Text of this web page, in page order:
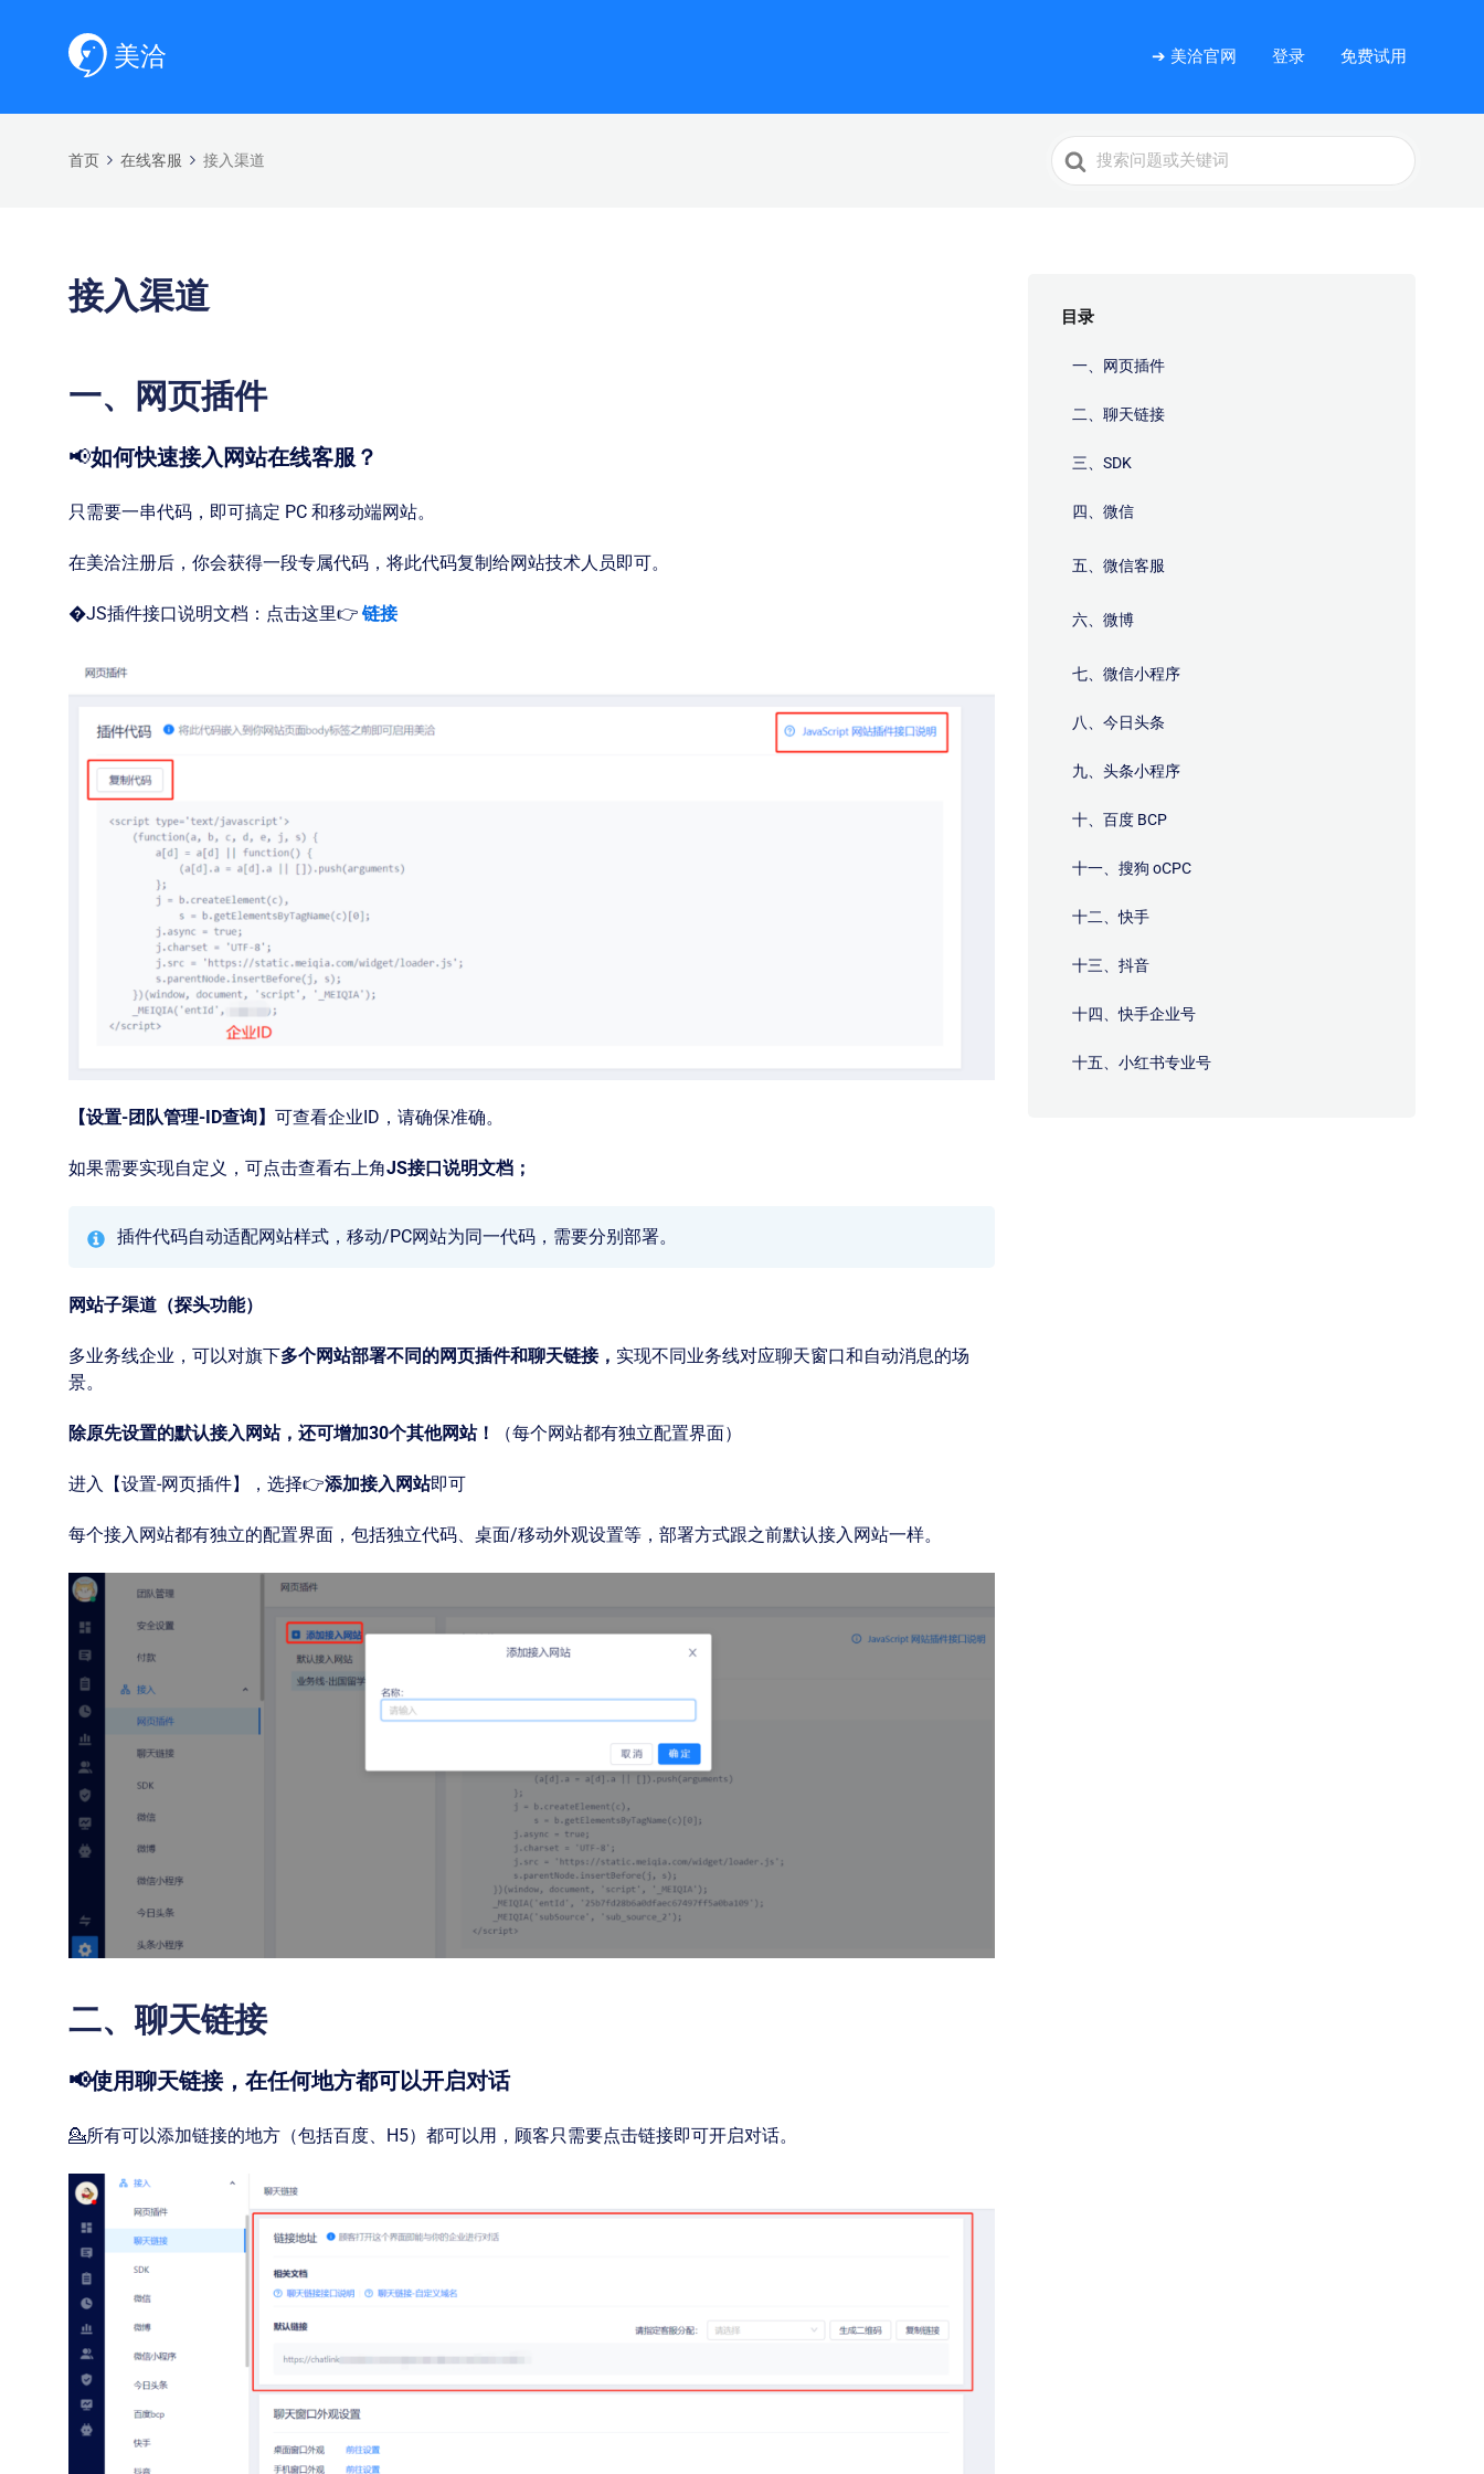
➔ 美洽官网 登录 免费试用
首页 在线客服 接入渠道
Search
For
接入渠道
一、网页插件
📢如何快速接入网站在线客服？
只需要一串代码，即可搞定 PC 和移动端网站。
在美洽注册后，你会获得一段专属代码，将此代码复制给网站技术人员即可。
�JS插件接口说明文档：点击这里👉 链接
【设置-团队管理-ID查询】 可查看企业ID，请确保准确。
如果需要实现自定义，可点击查看右上角JS接口说明文档；
插件代码自动适配网站样式，移动/PC网站为同一代码，需要分别部署。
网站子渠道（探头功能）
多业务线企业，可以对旗下多个网站部署不同的网页插件和聊天链接， 实现不同业务线对应聊天窗口和自动消息的场
景。
除原先设置的默认接入网站，还可增加30个其他网站！ （每个网站都有独立配置界面）
进入【设置-网页插件】，选择👉添加接入网站即可
每个接入网站都有独立的配置界面，包括独立代码、桌面/移动外观设置等，部署方式跟之前默认接入网站一样。
二、聊天链接
📢使用聊天链接，在任何地方都可以开启对话
💁所有可以添加链接的地方（包括百度、H5）都可以用，顾客只需要点击链接即可开启对话。
目录
一、网页插件
二、聊天链接
三、SDK
四、微信
五、微信客服
六、微博
七、微信小程序
八、今日头条
九、头条小程序
十、百度 BCP
十一、搜狗 oCPC
十二、快手
十三、抖音
十四、快手企业号
十五、小红书专业号